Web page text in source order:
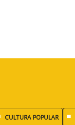
CULTURA POPULAR